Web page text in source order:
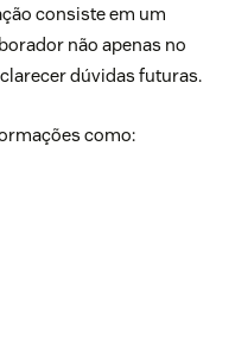
consiste em um
não apenas no
dúvidas futuras.
como: